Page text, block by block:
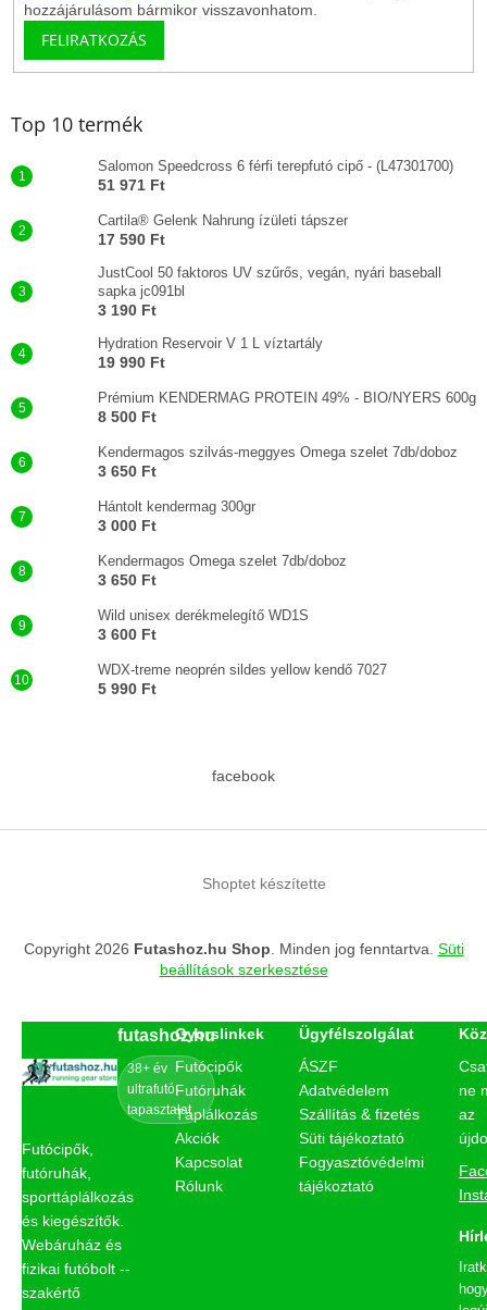
hozzájárulásom bármikor visszavonhatom.
FELIRATKOZÁS
Top 10 termék
Salomon Speedcross 6 férfi terepfutó cipő - (L47301700)
51 971 Ft
Cartila® Gelenk Nahrung ízületi tápszer
17 590 Ft
JustCool 50 faktoros UV szűrős, vegán, nyári baseball
sapka jc091bl
3 190 Ft
Hydration Reservoir V 1 L víztartály
19 990 Ft
Prémium KENDERMAG PROTEIN 49% - BIO/NYERS 600g
8 500 Ft
Kendermagos szilvás-meggyes Omega szelet 7db/doboz
3 650 Ft
Hántolt kendermag 300gr
3 000 Ft
Kendermagos Omega szelet 7db/doboz
3 650 Ft
Wild unisex derékmelegítő WD1S
3 600 Ft
WDX-treme neoprén sildes yellow kendő 7027
5 990 Ft
facebook
Shoptet készítette
Copyright 2026 Futashoz.hu Shop . Minden jog fenntartva. Süti
beállítások szerkesztése
futashoz.hu
38+ év
ultrafutó
tapasztalat
Futócipők,
futóruhák,
sporttáplálkozás
és kiegészítők.
Webáruház és
fizikai futóbolt --
szakértő
Gyorslinkek
Futócipők
Futóruhák
Táplálkozás
Akciók
Kapcsolat
Rólunk
Ügyfélszolgálat
ÁSZF
Adatvédelem
Szállítás & fizetés
Süti tájékoztató
Fogyasztóvédelmi
tájékoztató
ne
az